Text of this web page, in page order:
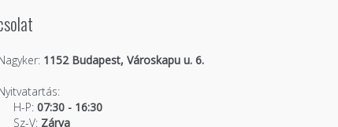
1152 Budapest, Városkapu u. 6.
H-P: 07:30 - 16:30
Sz-V: Zárva